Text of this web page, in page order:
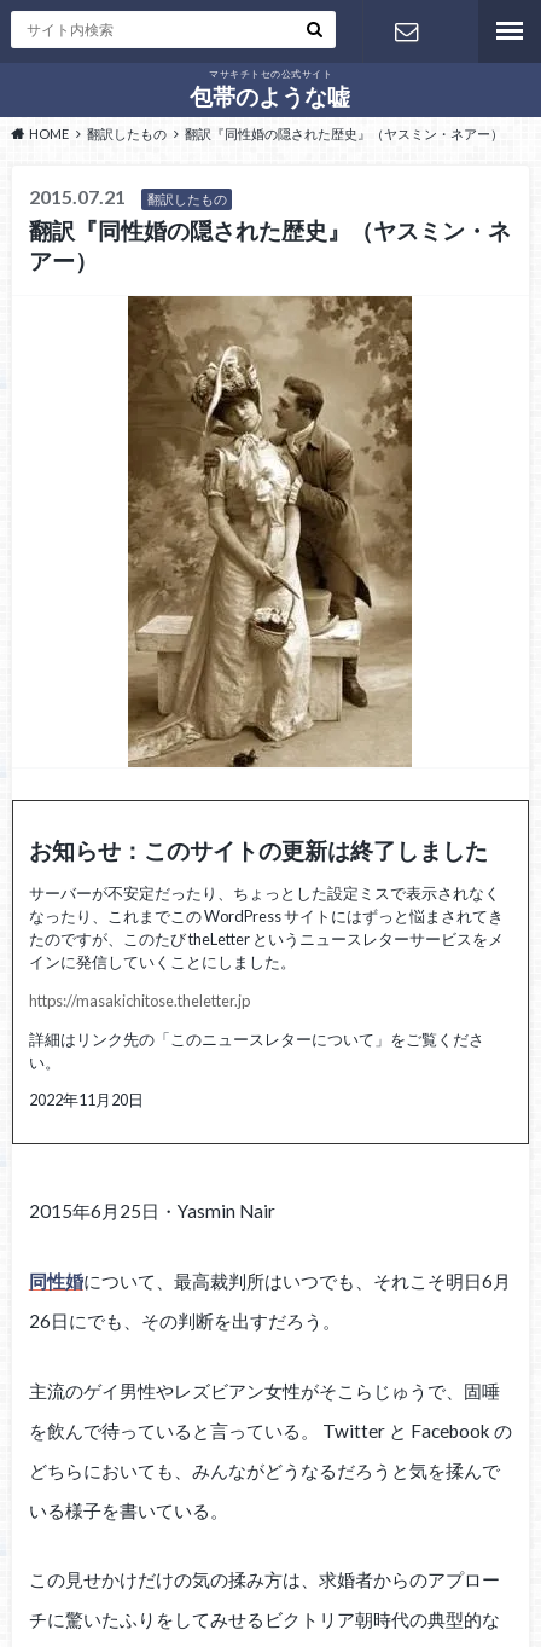
マサキチトセの公式サイト
包帯のような嘘
HOME 翻訳したもの 翻訳『同性婚の隠された歴史』（ヤスミン・ネアー）
2015.07.21 翻訳したもの
翻訳『同性婚の隠された歴史』（ヤスミン・ネ
アー）
お知らせ：このサイトの更新は終了しました
サーバーが不安定だったり、ちょっとした設定ミスで表示されなく
なったり、これまでこの WordPress サイトにはずっと悩まされてき
たのですが、このたび theLetter というニュースレターサービスをメ
インに発信していくことにしました。
https://masakichitose.theletter.jp
詳細はリンク先の「このニュースレターについて」をご覧くださ
い。
2022年11月20日
2015年6月25日・Yasmin Nair
同性婚について、最高裁判所はいつでも、それこそ明日6月
26日にでも、その判断を出すだろう。
主流のゲイ男性やレズビアン女性がそこらじゅうで、固唾
を飲んで待っていると言っている。 Twitter と Facebook の
どちらにおいても、みんながどうなるだろうと気を揉んで
いる様子を書いている。
この見せかけだけの気の揉み方は、求婚者からのアプロー
チに驚いたふりをしてみせるビクトリア朝時代の典型的な